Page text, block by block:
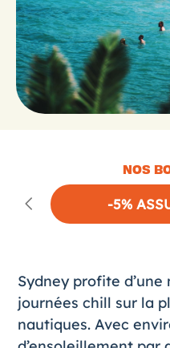
NOS
-5%
Sydneyprofite d’une
journées chill sur la
nautiques. Avec